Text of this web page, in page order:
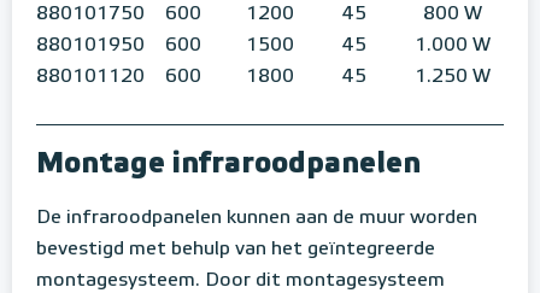
880101750
600 1200 45
800 W
880101950
600 1500 45
1.000 W
880101120
600 1800 45 1.250 W
Montage infraroodpanelen
De infraroodpanelen kunnen aan de muur worden
bevestigd met behulp van het geïntegreerde
montagesysteem. Door dit montagesysteem